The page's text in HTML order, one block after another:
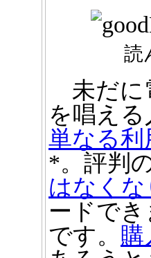
読
未だに
を唱え
単なる利
*。評判
はなく
ードで
です。 購